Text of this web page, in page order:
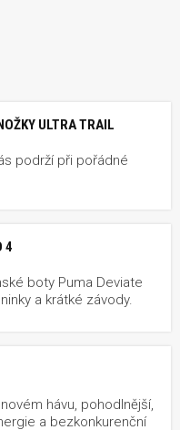
ULTRA TRAIL
podrží při pořádné
4
boty Puma Deviate
a krátké závody.
hávu, pohodlnější,
a bezkonkurenční